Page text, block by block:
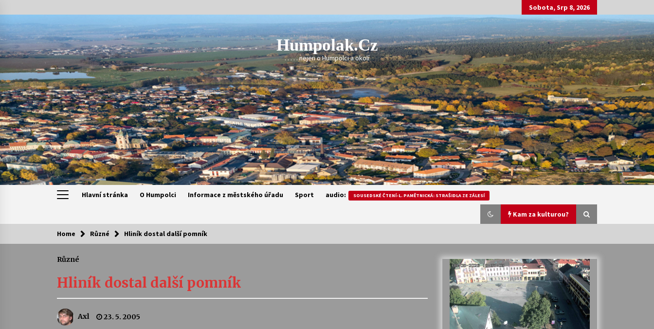
to
Sobota, Srp 8, 2026
Humpolak.cz
. . . . . nejen o Humpolci a okolí
Hlavní stránka O Humpolci Informace z městského úřadu Sport audio: SOUSEDSKÉ ČTENÍ-L. PAMĚTNICKÁ: STRAŠIDLA ZE ZÁLESÍ
Kam za kulturou?
Kam za kulturou?
Camerata a Sukuba Ensemble
4. 8. 2026
Veselí muzikanti
30. 7. 2026
Pozvánka na integrační festival
Quijotova šedesátka: 28. 7.–1. 8.
Votavžatský ploty
23. 7. 2026
Home Různé Hliník dostal další pomník
Různé
Hliník dostal další pomník
Axl 23. 5. 2005